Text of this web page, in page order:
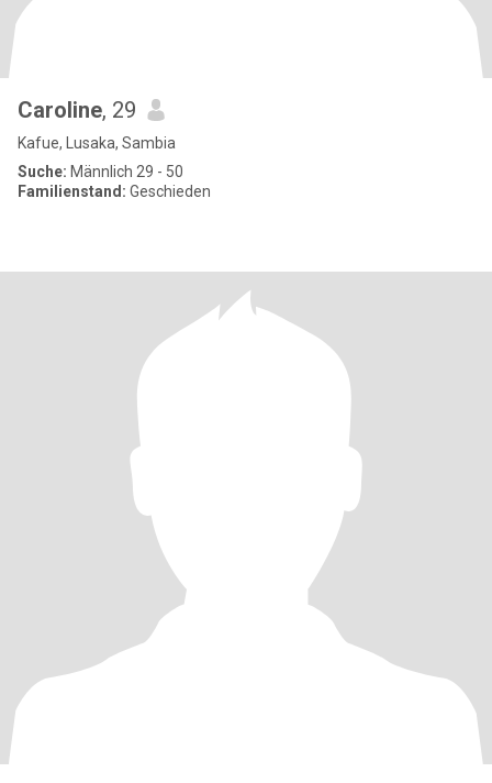
Caroline, 29
Kafue, Lusaka, Sambia
Suche: Männlich 29 - 50
Familienstand: Geschieden